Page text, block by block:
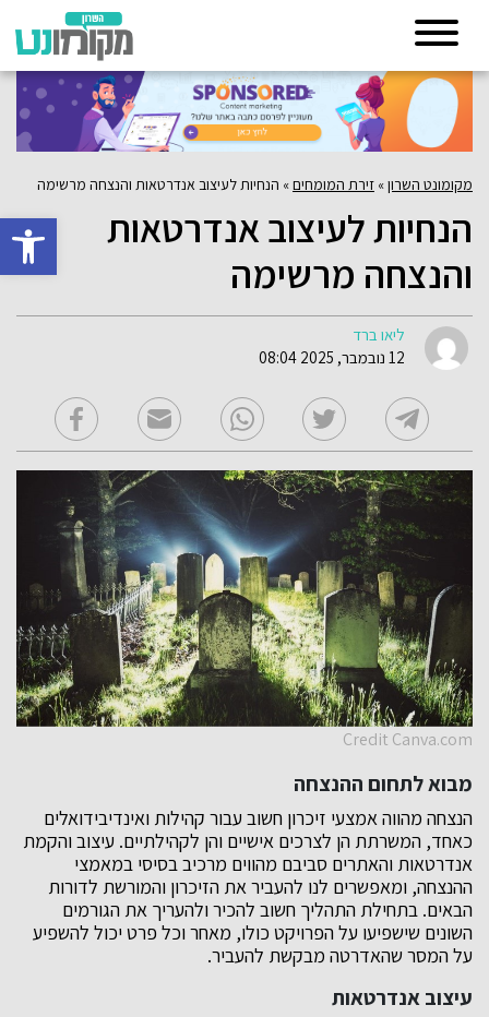
פתח
מקומונט השרון» זירת המומחים» הנחיות לעיצוב אנדרטאות והנצחה מרשימה
הנחיות לעיצוב אנדרטאות
והנצחה מרשימה
ליאו ברד
12 נובמבר, 2025 08:04
Credit Canva.com
מבוא לתחום ההנצחה
הנצחה מהווה אמצעי זיכרון חשוב עבור קהילות ואינדיבידואלים
כאחד, המשרתת הן לצרכים אישיים והן לקהילתיים. עיצוב והקמת
אנדרטאות והאתרים סביבם מהווים מרכיב בסיסי במאמצי
ההנצחה, ומאפשרים לנו להעביר את הזיכרון והמורשת לדורות
הבאים. בתחילת התהליך חשוב להכיר ולהעריך את הגורמים
השונים שישפיעו על הפרויקט כולו, מאחר וכל פרט יכול להשפיע
על המסר שהאדרטה מבקשת להעביר.
עיצוב אנדרטאות